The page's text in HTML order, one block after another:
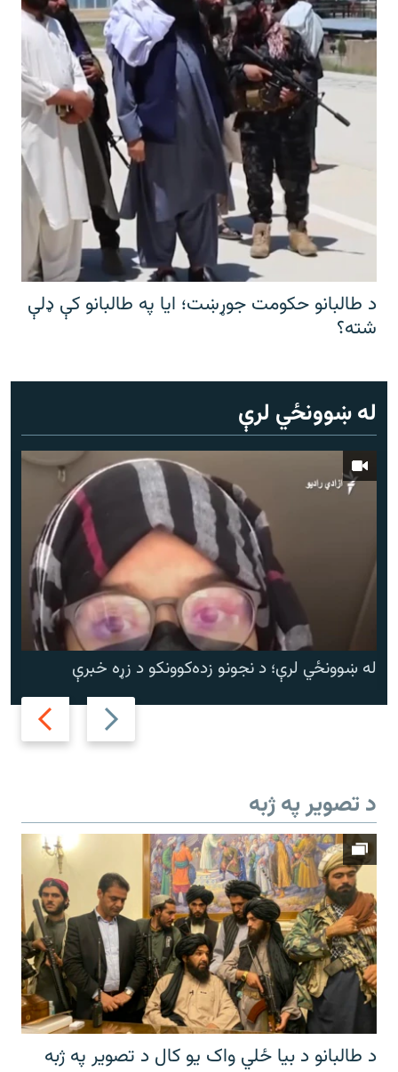
د طالبانو حکومت جوړښت؛ ایا په طالبانو کې ډلې
شته؟
له ښوونځي لرې
Previous
slide
Next
slide
له ښوونځي لرې؛ د نجونو زده‌کوونکو د زړه خبرې
د تصویر په ژبه
د طالبانو د بیا ځلي واک یو کال د تصویر په ژبه